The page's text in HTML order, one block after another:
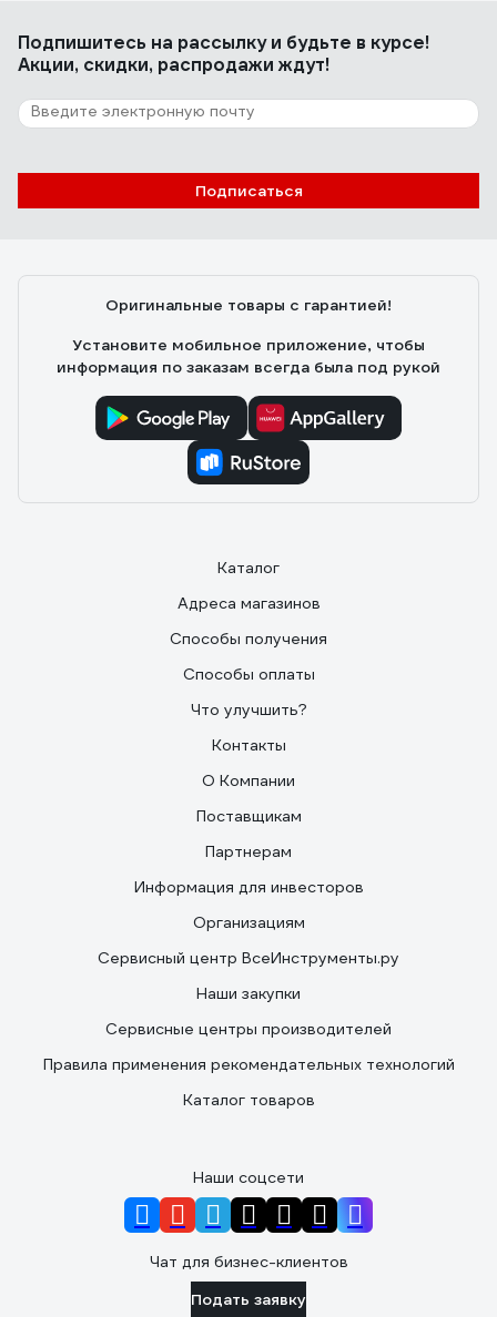
Подпишитесь на рассылкуи будьте в курсе!
Акции, скидки, распродажи ждут!
Подписаться
Оригинальные товары с гарантией!
Установите мобильное приложение, чтобы
информация по заказам всегда была под рукой
Каталог
Адреса магазинов
Способы получения
Способы оплаты
Что улучшить?
Контакты
О Компании
Поставщикам
Партнерам
Информация для инвесторов
Организациям
Сервисный центр ВсеИнструменты.ру
Наши закупки
Сервисные центры производителей
Правила применения рекомендательных технологий
Каталог товаров
Наши соцсети
Чат для бизнес-клиентов
Подать заявку